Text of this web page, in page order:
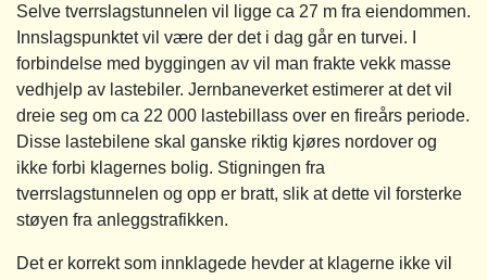
Selve tverrslagstunnelen vil ligge ca 27 m fra eiendommen.
Innslagspunktet vil være der det i dag går en turvei. I
forbindelse med byggingen av vil man frakte vekk masse
vedhjelp av lastebiler. Jernbaneverket estimerer at det vil
dreie seg om ca 22 000 lastebillass over en fireårs periode.
Disse lastebilene skal ganske riktig kjøres nordover og
ikke forbi klagernes bolig. Stigningen fra
tverrslagstunnelen og opp er bratt, slik at dette vil forsterke
støyen fra anleggstrafikken.
Det er korrekt som innklagede hevder at klagerne ikke vil